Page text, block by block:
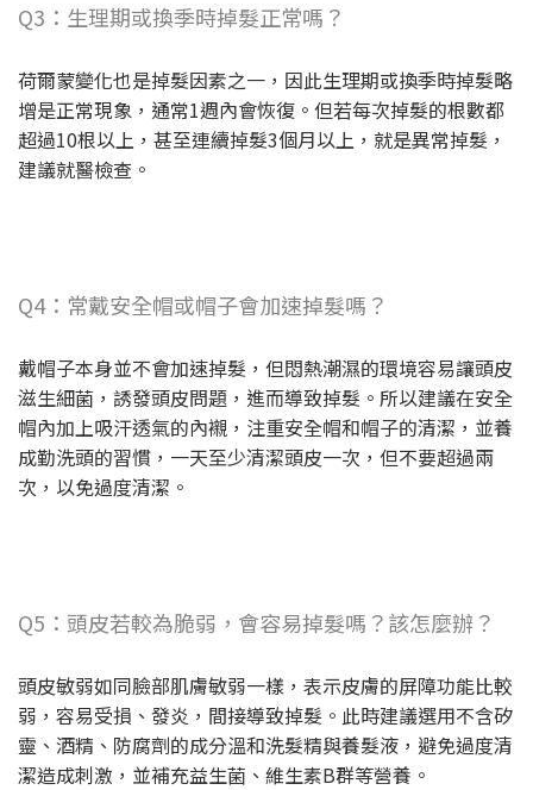
Q3：生理期或換季時掉髮正常嗎？
荷爾蒙變化也是掉髮因素之一，因此生理期或換季時掉髮略
增是正常現象，通常1週內會恢復。但若每次掉髮的根數都
超過10根以上，甚至連續掉髮3個月以上，就是異常掉髮，
建議就醫檢查。
Q4：常戴安全帽或帽子會加速掉髮嗎？
戴帽子本身並不會加速掉髮，但悶熱潮濕的環境容易讓頭皮
滋生細菌，誘發頭皮問題，進而導致掉髮。所以建議在安全
帽內加上吸汗透氣的內襯，注重安全帽和帽子的清潔，並養
成勤洗頭的習慣，一天至少清潔頭皮一次，但不要超過兩
次，以免過度清潔。
Q5：頭皮若較為脆弱，會容易掉髮嗎？該怎麼辦？
頭皮敏弱如同臉部肌膚敏弱一樣，表示皮膚的屏障功能比較
弱，容易受損、發炎，間接導致掉髮。此時建議選用不含矽
靈、酒精、防腐劑的成分溫和洗髮精與養髮液，避免過度清
潔造成刺激，並補充益生菌、維生素B群等營養。